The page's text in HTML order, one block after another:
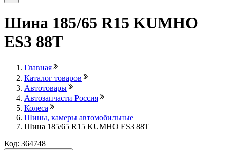
Шина 185/65 R15 KUMHO
ES3 88Т
Главная
Каталог товаров
Автотовары
Автозапчасти Россия
Колеса
Шины, камеры автомобильные
Шина 185/65 R15 KUMHO ES3 88Т
Код: 364748